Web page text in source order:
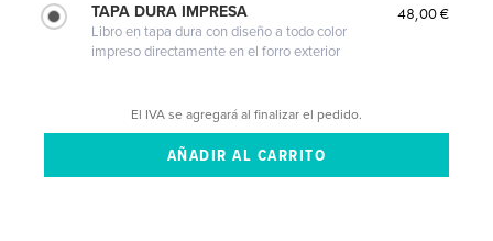
TAPA DURA IMPRESA
Libro en tapa dura con diseño a todo color
impreso directamente en el forro exterior
48,00 €
El IVA se agregará al finalizar el pedido.